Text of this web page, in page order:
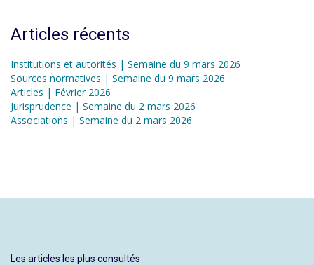
Articles récents
Institutions et autorités | Semaine du 9 mars 2026
Sources normatives | Semaine du 9 mars 2026
Articles | Février 2026
Jurisprudence | Semaine du 2 mars 2026
Associations | Semaine du 2 mars 2026
Les articles les plus consultés